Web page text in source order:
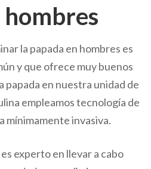
hombres
la papada en hombres es
y que ofrece muy buenos
papada en nuestra unidad de
empleamos tecnología de
mínimamente invasiva.
experto en llevar a cabo